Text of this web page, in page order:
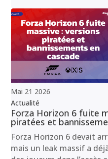
Mai 21 2026
Actualité
Forza Horizon 6 fuite
piratées et
Forza Horizon 6 devait
mais un leak massif a